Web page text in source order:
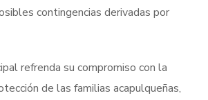
contingencias derivadas por
refrenda su compromiso con la
de las familias acapulqueñas,